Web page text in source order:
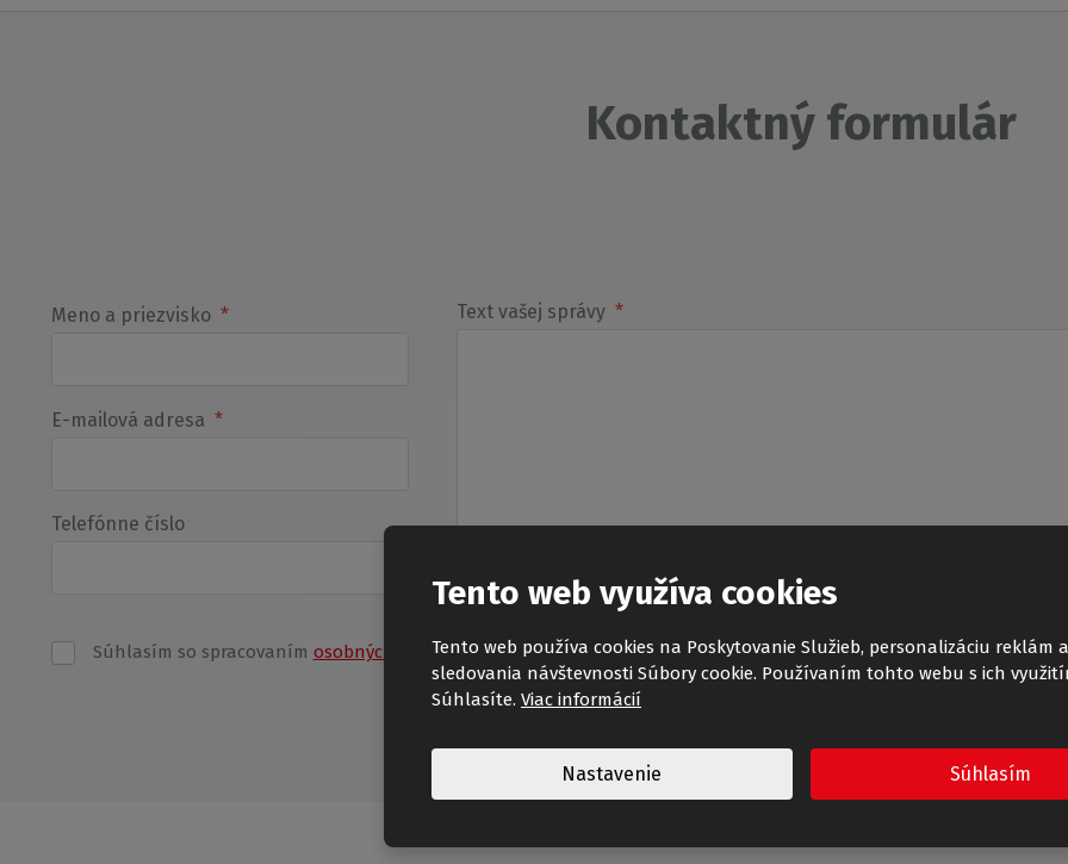
Kontaktný formulár
Meno a priezvisko *
E-mailová adresa *
Telefónne číslo
Text vašej správy *
Súhlasím so spracovaním osobných údajov.
Tento web využíva cookies
Tento web používa cookies na Poskytovanie Služieb, personalizáciu reklám a
sledovania návštevnosti Súbory cookie. Používaním tohto webu s ich
Súhlasíte. Viac informácií
Nastavenie Súhlasím